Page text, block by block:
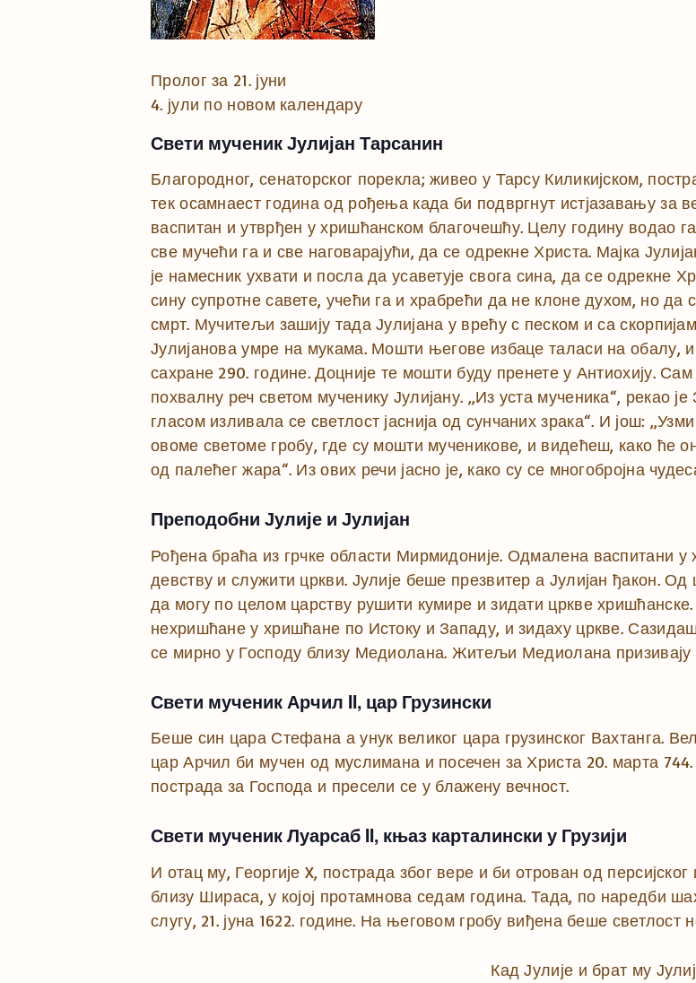
Пролог за 21. јуни
4. јули по новом календару
Свети мученик Јулијан Тарсанин
Благородног, сенаторског порекла; живео у Тарсу Киликијском,
тек осамнаест година од рођења када би подвргнут истјазавању за
васпитан и утврђен у хришћанском благочешћу. Целу годину водао
све мучећи га и све наговарајући, да се одрекне Христа. Мајка
је намесник ухвати и посла да усаветује свога сина, да се одрекне
сину супротне савете, учећи га и храбрећи да не клоне духом, но
смрт. Мучитељи зашију тада Јулијана у врећу с песком и са
Јулијанова умре на мукама. Мошти његове избаце таласи на обалу,
сахране 290. године. Доцније те мошти буду пренете у Антиохију.
похвалну реч светом мученику Јулијану. „Из уста мученика“, рекао
гласом изливала се светлост јаснија од сунчаних зрака“. И још:
овоме светоме гробу, где су мошти мученикове, и видећеш, како ће
од палећег жара“. Из ових речи јасно је, како су се многобројна
Преподобни Јулије и Јулијан
Рођена браћа из грчке области Мирмидоније. Одмалена васпитани
девству и служити цркви. Јулије беше презвитер а Јулијан ђакон. Од
да могу по целом царству рушити кумире и зидати цркве
нехришћане у хришћане по Истоку и Западу, и зидаху цркве.
се мирно у Господу близу Медиолана. Житељи Медиолана призивају
Свети мученик Арчил II, цар Грузински
Беше син цара Стефана а унук великог цара грузинског Вахтанга.
цар Арчил би мучен од муслимана и посечен за Христа 20. марта
пострада за Господа и пресели се у блажену вечност.
Свети мученик Луарсаб II, књаз карталински у Грузији
И отац му, Георгије X, пострада због вере и би отрован од
близу Шираса, у којој протамнова седам година. Тада, по наредби
слугу, 21. јуна 1622. године. На његовом гробу виђена беше светлост
Кад Јулије и брат му